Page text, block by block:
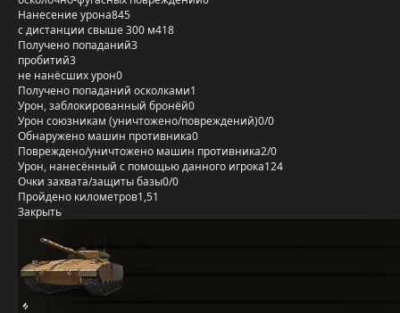
Нанесение урона845
с дистанции свыше 300 м418
Получено попаданий3
пробитий3
не нанёсших урон0
Получено попаданий осколками1
Урон, заблокированный бронёй0
Урон союзникам (уничтожено/повреждений)0/0
Обнаружено машин противника0
Повреждено/уничтожено машин противника2/0
Урон, нанесённый с помощью данного игрока124
Очки захвата/защиты базы0/0
Пройдено километров1,51
Закрыть